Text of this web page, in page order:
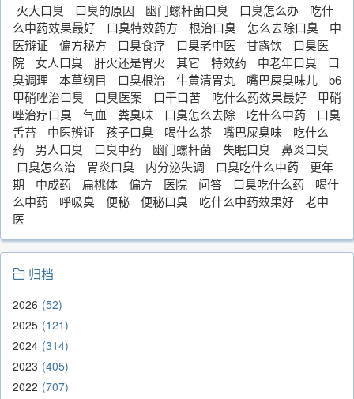
火大口臭 口臭的原因 幽门螺杆菌口臭 口臭怎么办
吃什
么中药效果最好
口臭特效药方 根治口臭 怎么去除口臭
中
医辩证
偏方秘方 口臭食疗 口臭老中医 甘露饮
口臭医
院
女人口臭 肝火还是胃火 其它 特效药 中老年口臭
口
臭调理
本草纲目 口臭根治 牛黄清胃丸 嘴巴屎臭味儿
b6
甲硝唑治口臭
口臭医案 口干口苦 吃什么药效果最好
甲硝
唑治疗口臭
气血 粪臭味 口臭怎么去除 吃什么中药
口臭
舌苔
中医辨证 孩子口臭 喝什么茶 嘴巴屎臭味
吃什么
药
男人口臭 口臭中药 幽门螺杆菌 失眠口臭
鼻炎口臭
口臭怎么治
胃炎口臭 内分泌失调 口臭吃什么中药
更年
期
中成药 扁桃体 偏方 医院 问答 口臭吃什么药
喝什
么中药
呼吸臭 便秘 便秘口臭 吃什么中药效果好
老中
医
归档
2026 52
2025 121
2024 314
2023 405
2022 707